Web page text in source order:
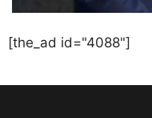
[the_ad id="4088"]